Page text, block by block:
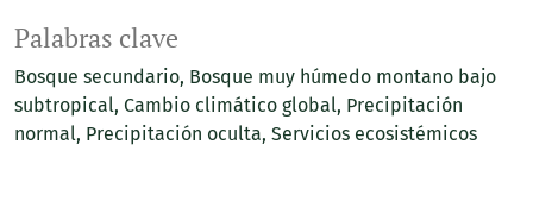
Palabras clave
Bosque secundario Bosque muy húmedo montano bajo
subtropical Cambio climático global Precipitación
normal Precipitación oculta Servicios ecosistémicos